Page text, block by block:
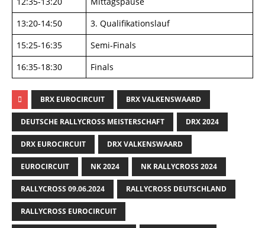
13:20-14:50
3. Qualifikationslauf
15:25-16:35
Semi-Finals
16:35-18:30
Finals
BRX EUROCIRCUIT BRX VALKENSWAARD
DEUTSCHE RALLYCROSS MEISTERSCHAFT DRX 2024
DRX EUROCIRCUIT DRX VALKENSWAARD
EUROCIRCUIT NK 2024 NK RALLYCROSS 2024
RALLYCROSS 09.06.2024 RALLYCROSS DEUTSCHLAND
RALLYCROSS EUROCIRCUIT